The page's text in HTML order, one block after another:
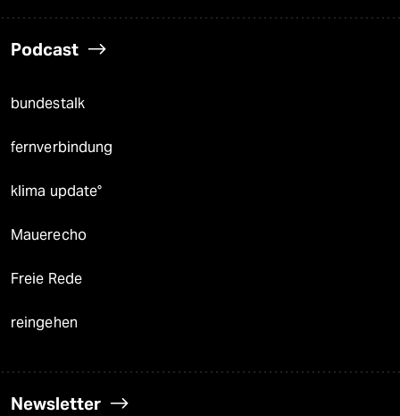
Podcast
bundestalk
fernverbindung
klima update°
Mauerecho
Freie Rede
reingehen
Newsletter